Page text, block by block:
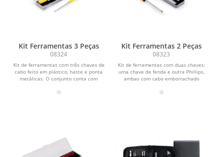
Kit Ferramentas 3 Peças
08324
Kit de ferramentas com três chaves de
cabo feito em plástico, haste e ponta
metálicas. O conjunto conta com
Kit Ferramentas 2 Peças
08323
Kit de ferramentas com duas chaves:
uma chave de fenda e outra Phillips,
ambas com cabo emborrachado